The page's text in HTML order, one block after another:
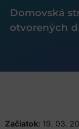
Domovská
otvorených
Začiatok: 19. 03.